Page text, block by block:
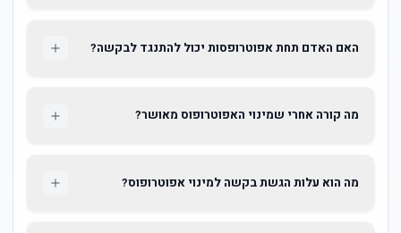
האם האדם תחת אפוטרופסות יכול להתנגד לבקשה?
מה קורה אחרי שמינוי האפוטרופוס מאושר?
מה הוא עלות הגשת בקשה למינוי אפוטרופוס?